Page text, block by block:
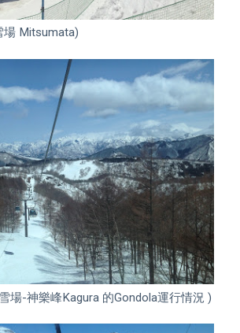
場 Mitsumata)
場-神樂峰Kagura 的Gondola運行情況 )